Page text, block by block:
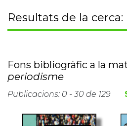
Resultats de la cerca:
Fons bibliogràfic a la
periodisme
Publicacions: 0 - 30 de 129